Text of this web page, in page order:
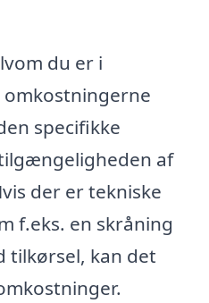
du er i
specifikke
af
der er tekniske
f.eks. en skråning
tilkørsel, kan det